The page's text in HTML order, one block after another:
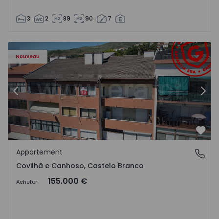
3 2 89 90 7
Nouveau
- 18
Appartement T2 Covilhã, Covilhã e Canhoso - 1497806 -
Précédent
Covilhã e Canhoso, Castelo Branco
Appartement
Covilhã e Canhoso, Castelo Branco
Acheter 155.000 €